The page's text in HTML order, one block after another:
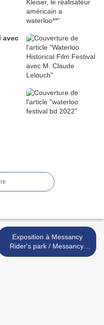
avec
Exposition à Messancy
Rider's park / Messancy,
Belgium >